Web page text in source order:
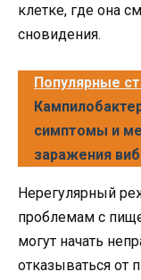
клетке, где она
сновидения.
Популярные
симптомы и
заражения
Нерегулярный
проблемам с
могут начать
отказываться от